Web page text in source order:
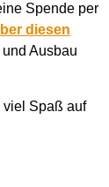
Spende per
diesen
Ausbau
viel Spaß auf